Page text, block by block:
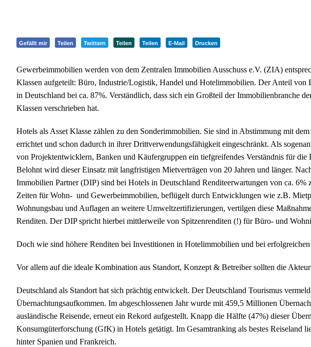
Gefällt mir Teilen Twittern Teilen Teilen E-Mail Drucken
Gewerbeimmobilien werden von dem Zentralen Immobilien Ausschuss e.V. (ZIA)
Klassen aufgeteilt: Büro, Industrie/Logistik, Handel und Hotelimmobilien. Der Anteil
in Deutschland bei ca. 87%. Verständlich, dass sich ein Großteil der Immobilienbranche
Klassen verschrieben hat.
Hotels als Asset Klasse zählen zu den Sonderimmobilien. Sie sind in Abstimmung mit
errichtet und schon dadurch in ihrer Drittverwendungsfähigkeit eingeschränkt. Als
von Projektentwicklern, Banken und Käufergruppen ein tiefgreifendes Verständnis für die
Belohnt wird dieser Einsatz mit langfristigen Mietverträgen von 20 Jahren und länger.
Immobilien Partner (DIP) sind bei Hotels in Deutschland Renditeerwartungen von ca. 6%
Zeiten für Wohn- und Gewerbeimmobilien, beflügelt durch Entwicklungen wie z.B.
Wohnungsbau und Auflagen an weitere Umweltzertifizierungen, vertilgen diese
Renditen. Der DIP spricht hierbei mittlerweile von Spitzenrenditen (!) für Büro- und
Doch wie sind höhere Renditen bei Investitionen in Hotelimmobilien und bei
Vor allem auf die ideale Kombination aus Standort, Konzept & Betreiber sollten die
Deutschland als Standort hat sich prächtig entwickelt. Der Deutschland Tourismus
Übernachtungsaufkommen. Im abgeschlossenen Jahr wurde mit 459,5 Millionen
ausländische Reisende, erneut ein Rekord aufgestellt. Knapp die Hälfte (47%) dieser
Konsumgüterforschung (GfK) in Hotels getätigt. Im Gesamtranking als bestes Reiseland
hinter Spanien und Frankreich.